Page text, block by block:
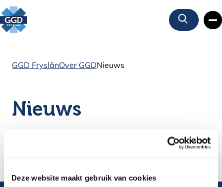
Deze website maakt gebruik van cookies
Zoeken
GGD FryslânOver GGDNieuws
Nieuws